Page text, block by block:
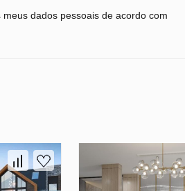
dados pessoais de acordo com